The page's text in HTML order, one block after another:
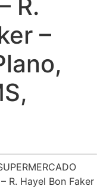
R.
–
R. Hayel Bon Faker